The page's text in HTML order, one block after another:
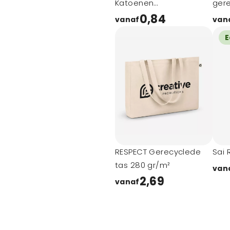
Katoenen
boodschappentas
vanaf0,84
13L
RESPECT Gerecyclede
tas 280 gr/m²
vanaf2,69
Sai